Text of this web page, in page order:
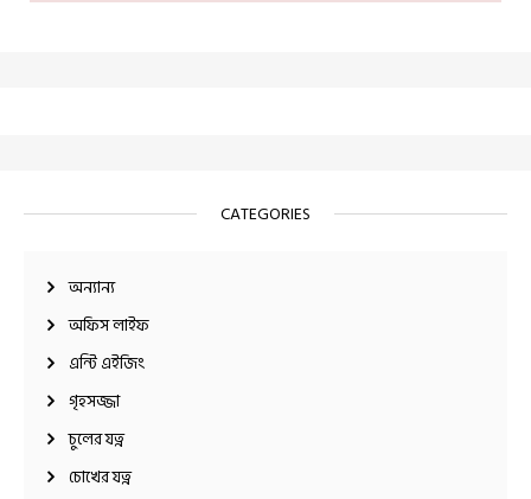
CATEGORIES
অন্যান্য
অফিস লাইফ
এন্টি এইজিং
গৃহসজ্জা
চুলের যত্ন
চোখের যত্ন